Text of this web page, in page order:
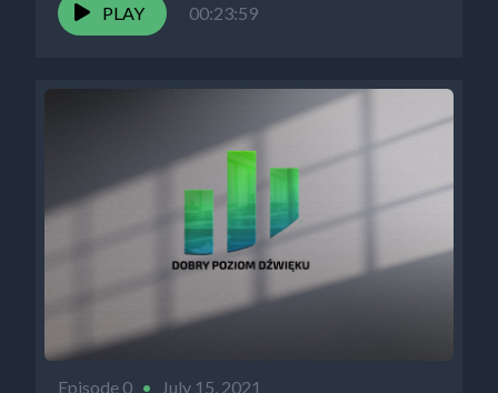
PLAY
00:23:59
Episode 0 • July 15, 2021